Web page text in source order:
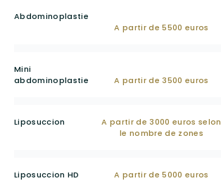
Abdominoplastie
A partir de 5500 euros
Mini
abdominoplastie
A partir de 3500 euros
Liposuccion
A partir de 3000 euros selon
le nombre de zones
Liposuccion HD A partir de 5000 euros